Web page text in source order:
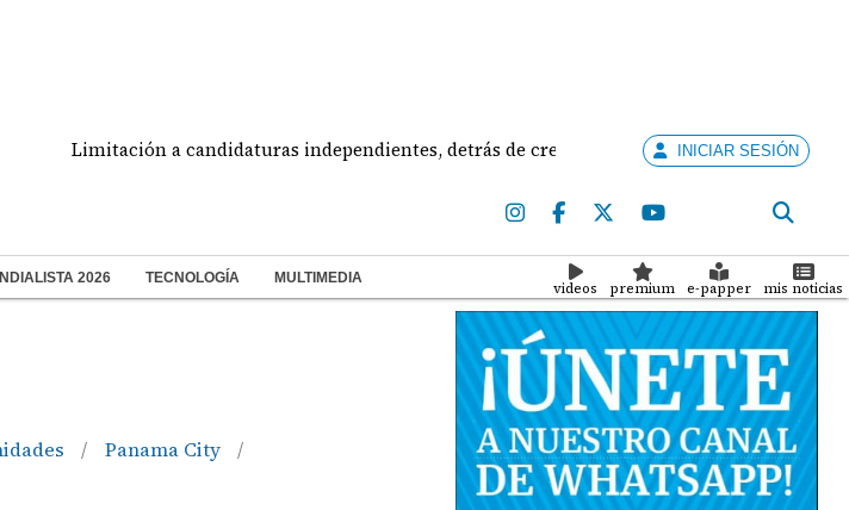
Limitación a candidaturas independientes, detrás de creación de partidos Bajo la
INICIAR SESIÓN
2026 TECNOLOGÍA MULTIMEDIA
videos premium e-papper mis noticias
/ Panama City /